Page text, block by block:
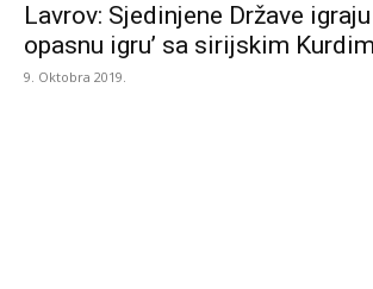
Lavrov: Sjedinjene Države igraju
opasnu igru’ sa sirijskim
9. Oktobra 2019.